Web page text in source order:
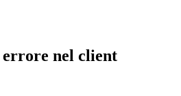
nel client